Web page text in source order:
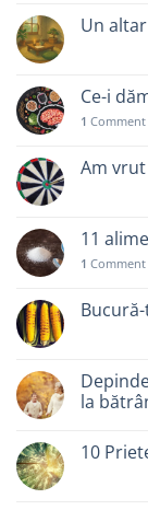
Un
Ce-i
1 Comment
Am
11
1 Comment
la
10